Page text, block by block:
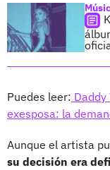
Puedes leer: Daddy
exesposa: la
Aunque el artista
su decisión era